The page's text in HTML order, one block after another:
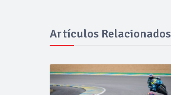
Artículos Relacionados